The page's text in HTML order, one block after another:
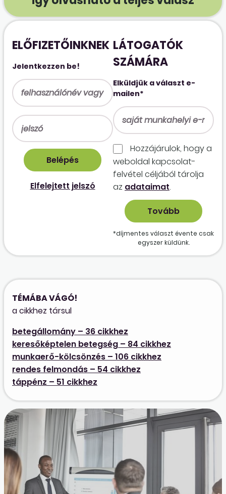
ELŐFIZETŐINKNEK
Jelentkezzen be!
Elfelejtett jelszó
LÁTOGATÓK
SZÁMÁRA
Elküldjük a választ e-
mailen*
Hozzájárulok, hogy a
weboldal kapcso­lat­
felvétel céljából tárolja
az adataimat.
*díjmentes választ évente csak
egyszer küldünk.
TÉMÁBA VÁGÓ!
a cikkhez társul
betegállomány – 36 cikkhez
keresőképtelen betegség – 84 cikkhez
munkaerő-kölcsönzés – 106 cikkhez
rendes felmondás – 54 cikkhez
táppénz – 51 cikkhez